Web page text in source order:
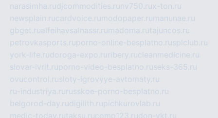
narasimha.rudjcommodities.ru nv750.rux-ton.ru
newsplain.rucardvoice.ru modopaper.ru manunae.ru
gbget.rualfeihavsalnassr.ru madoma.rutajuncos.ru
petrovkasports.ruporno-online-besplatno.rusplclub.ru
york-life.rudoroga-expo.ru ribery.rucleanmedicine.ru
slovar-ivrit.ruporno-video-besplatno.ruseks-365.ru
ovucontrol.rusloty-igrovyye-avtomaty.ru
ru-industriya.ru russkoe-porno-besplatno.ru
belgorod-day.rudigilith.rupichkurovlab.ru
medic-today.rutaksu.rucomp123.rudon-ykt.ru